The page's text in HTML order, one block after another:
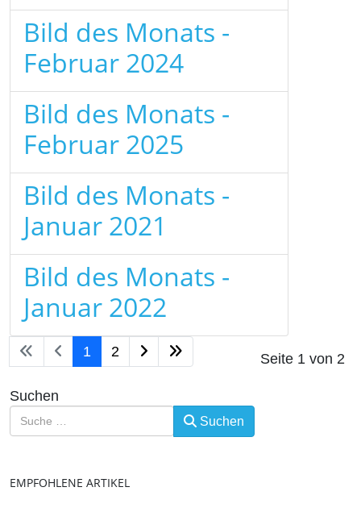
Bild des Monats -
Februar 2024
Bild des Monats -
Februar 2025
Bild des Monats -
Januar 2021
Bild des Monats -
Januar 2022
Seite 1 von 2
1 2
Suchen
Suchen
EMPFOHLENE ARTIKEL